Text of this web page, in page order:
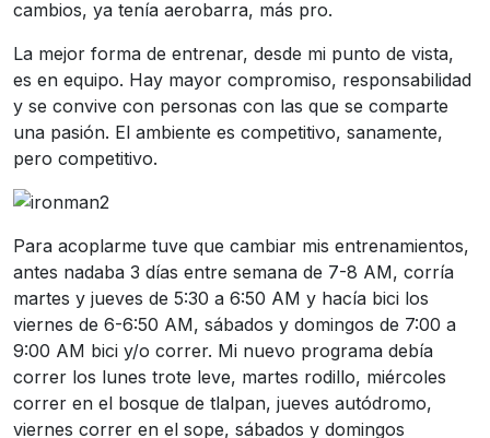
cambios, ya tenía aerobarra, más pro.
La mejor forma de entrenar, desde mi punto de vista,
es en equipo. Hay mayor compromiso, responsabilidad
y se convive con personas con las que se comparte
una pasión. El ambiente es competitivo, sanamente,
pero competitivo.
Para acoplarme tuve que cambiar mis entrenamientos,
antes nadaba 3 días entre semana de 7-8 AM, corría
martes y jueves de 5:30 a 6:50 AM y hacía bici los
viernes de 6-6:50 AM, sábados y domingos de 7:00 a
9:00 AM bici y/o correr. Mi nuevo programa debía
correr los lunes trote leve, martes rodillo, miércoles
correr en el bosque de tlalpan, jueves autódromo,
viernes correr en el sope, sábados y domingos